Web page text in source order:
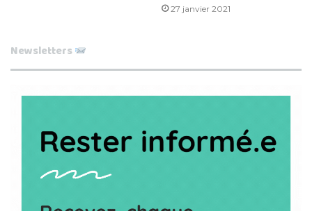
27 janvier 2021
Newsletters